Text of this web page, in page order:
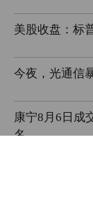
美股收盘：标
今夜，光通信
康宁8月6日成
名